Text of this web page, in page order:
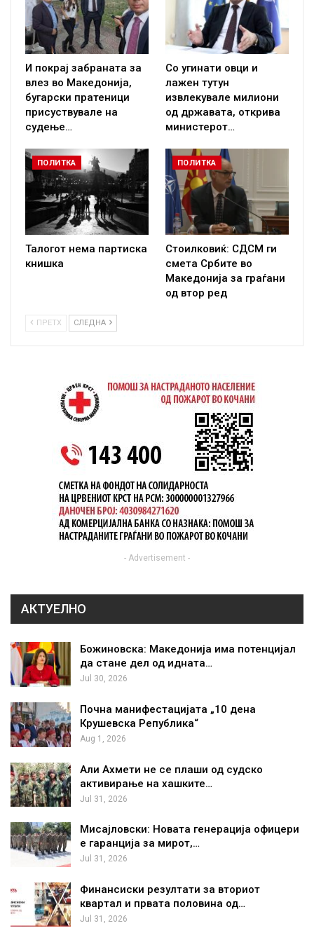
И покрај забраната за
влез во Македонија,
бугарски пратеници
присуствувале на
судење…
Со угинати овци и
лажен тутун
извлекувале милиони
од државата, открива
министерот…
ПОЛИТКА
Талогот нема партиска
книшка
ПОЛИТКА
Стоилковиќ: СДСМ ги
смета Србите во
Македонија за граѓани
од втор ред
ПРЕТХ СЛЕДНА
- Advertisement -
АКТУЕЛНО
Божиновска: Македонија има потенцијал
да стане дел од идната…
Jul 30, 2026
Почна манифестацијата „10 дена
Крушевска Република“
Aug 1, 2026
Али Ахмети не се плаши од судско
активирање на хашките…
Jul 31, 2026
Мисајловски: Новата генерација офицери
е гаранција за мирот,…
Jul 31, 2026
Финансиски резултати за вториот
квартал и првата половина од…
Jul 31, 2026